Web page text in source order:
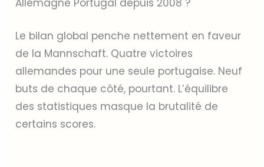
Allemagne Portugal depuis 2008 ?
Le bilan global penche nettement en faveur
de la Mannschaft. Quatre victoires
allemandes pour une seule portugaise. Neuf
buts de chaque côté, pourtant. L’équilibre
des statistiques masque la brutalité de
certains scores.